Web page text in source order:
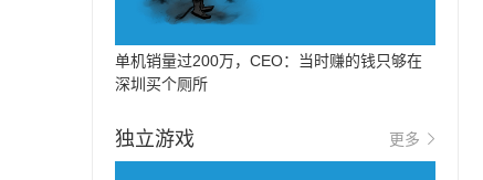
单机销量过200万，CEO：当时赚的钱只够在
深圳买个厕所
独立游戏 更多